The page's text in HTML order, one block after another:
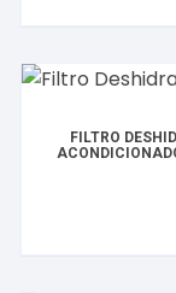
FILTRO